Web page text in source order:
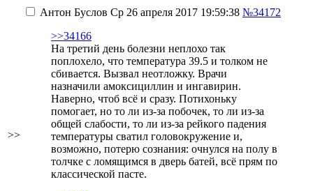
>>
Антон Буслов Ср 26 апреля 2017 19:59:38 №34172
>>34166
На третий день болезни неплохо так
поплохело, что температура 39.5 и толком не
сбивается. Вызвал неотложку. Врачи
назначили амоксициллин и ингавирин.
Наверно, чтоб всё и сразу. Потихоньку
помогает, но то ли из-за побочек, то ли из-за
общей слабости, то ли из-за рейкого падения
температуры сватил головокружение и,
возможно, потерю сознания: очнулся на полу в
толчке с ломящимся в дверь батей, всё прям по
классической пасте.